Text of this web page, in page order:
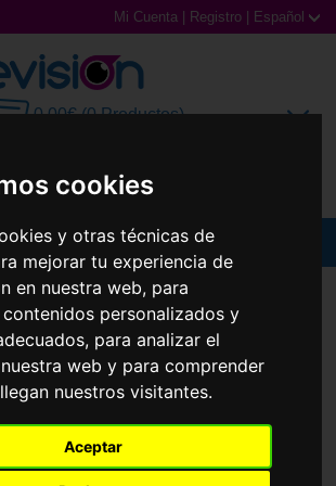
cookies
y otras técnicas de
mejorar tu experiencia de
en nuestra web, para
personalizados y
para analizar el
web y para comprender
nuestros visitantes.
Aceptar
Mi Cuenta Registro Español
0,00€ (0 Productos)
Gafas de Sol
Graduadas
Deportivas
Lentillas
SUNGLASSES PLD 2159/G/S/X